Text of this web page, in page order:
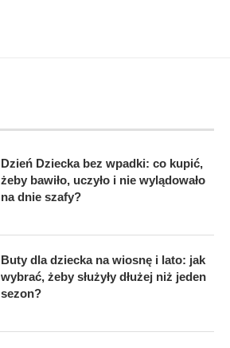
Dzień Dziecka bez wpadki: co kupić,
żeby bawiło, uczyło i nie wylądowało
na dnie szafy?
Buty dla dziecka na wiosnę i lato: jak
wybrać, żeby służyły dłużej niż jeden
sezon?